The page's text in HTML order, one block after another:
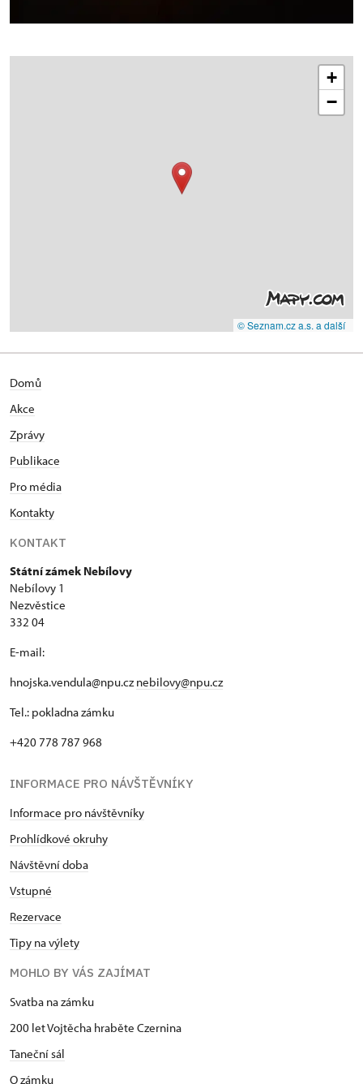
+
−
© Seznam.cz a.s. a další
Domů
Akce
Zprávy
Publikace
Pro média
Kontakty
KONTAKT
Státní zámek Nebílovy
Nebílovy 1
Nezvěstice
332 04
E-mail:
hnojska.vendula@npu.cznebilovy@npu.cz
Tel.: pokladna zámku
+420 778 787 968
INFORMACE PRO NÁVŠTĚVNÍKY
Informace pro návštěvníky
Prohlídkové okruhy
Návštěvní doba
Vstupné
Rezervace
Tipy na výlety
MOHLO BY VÁS ZAJÍMAT
Svatba na zámku
200 let Vojtěcha hraběte Czernina
Taneční sál
O zámku